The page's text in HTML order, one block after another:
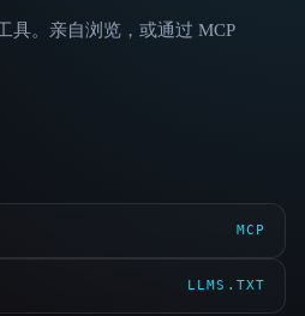
具。亲自浏览，或通过 MCP
MCP
LLMS.TXT